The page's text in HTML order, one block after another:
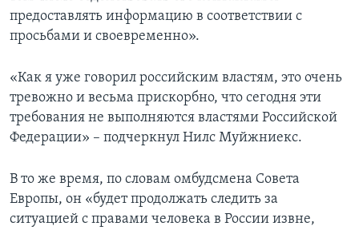
предоставлять информацию в соответствии с
просьбами и своевременно».
«Как я уже говорил российским властям, это очень
тревожно и весьма прискорбно, что сегодня эти
требования не выполняются властями Российской
Федерации» – подчеркнул Нилс Муйжниекс.
В то же время, по словам омбудсмена Совета
Европы, он «будет продолжать следить за
ситуацией с правами человека в России извне,